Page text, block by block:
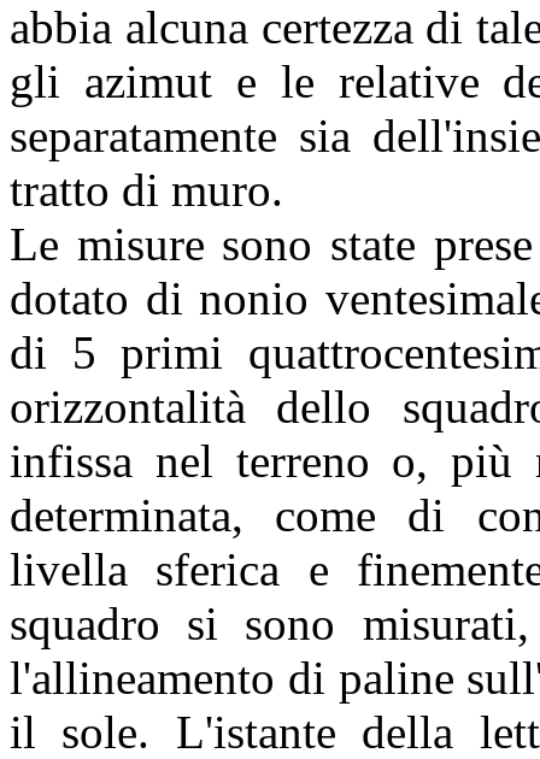
abbia alcuna certezza di
gli azimut e le relative
separatamente sia
tratto di muro.
Le misure sono state
dotato di nonio
di 5 primi
orizzontalità dello
infissa nel terreno o, più
determinata, come di
livella sferica e
squadro si sono
l'allineamento di paline
il sole. L'istante della